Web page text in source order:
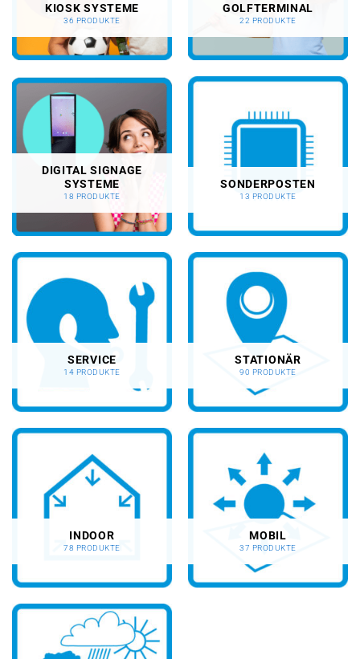
KIOSK SYSTEME
36 PRODUKTE
GOLFTERMINAL
22 PRODUKTE
DIGITAL SIGNAGE
SYSTEME
18 PRODUKTE
SONDERPOSTEN
13 PRODUKTE
SERVICE
14 PRODUKTE
STATIONÄR
90 PRODUKTE
INDOOR
78 PRODUKTE
MOBIL
37 PRODUKTE